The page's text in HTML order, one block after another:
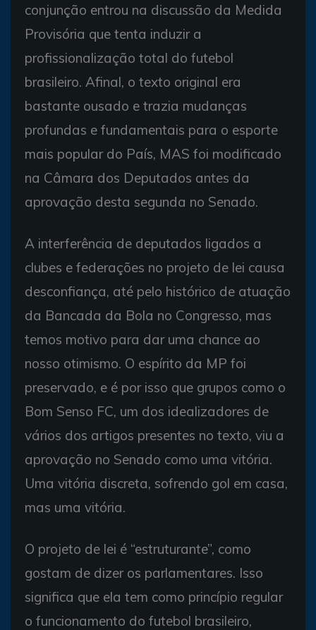
conjunção entrou na discussão da Medida
Provisória que tenta induzir a
profissionalização total do futebol
brasileiro. Afinal, o texto original era
bastante ousado e trazia mudanças
profundas e fundamentais para o esporte
mais popular do País, MAS foi modificado
na Câmara dos Deputados antes da
aprovação desta segunda no Senado.
A interferência de deputados ligados a
clubes e federações no projeto de lei causa
desconfiança, até pelo histórico de atuação
da Bancada da Bola no Congresso, mas
temos motivo para dar uma chance ao
nosso otimismo. O espírito da MP foi
preservado, e é por isso que grupos como o
Bom Senso FC, um dos idealizadores de
vários dos artigos presentes no texto, viu a
aprovação no Senado como uma vitória.
Uma vitória discreta, sofrendo gol em casa,
mas uma vitória.
O projeto de lei é “estruturante”, como
gostam de dizer os parlamentares. Isso
significa que ela tem como princípio regular
o funcionamento do futebol brasileiro,